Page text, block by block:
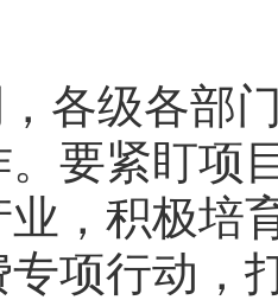
各级各部
。要紧盯项
，积极培
项行动，